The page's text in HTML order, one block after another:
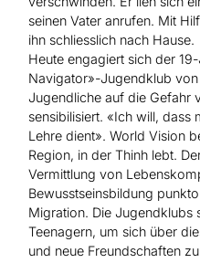
seinen Vater anrufen. Mit
ihn schliesslich nach Hause.
Heute engagiert sich der
Navigator»-Jugendklub
Jugendliche auf die Gefahr
sensibilisiert. «Ich will, dass
Lehre dient». World Vision
Region, in der Thinh lebt.
Vermittlung von
Bewusstseinsbildung
Migration. Die Jugendklubs
Teenagern, um sich über
und neue Freundschaften